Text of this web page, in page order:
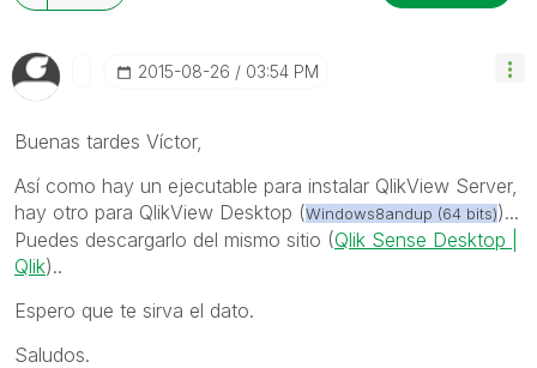
‎2015-08-26 03:54 PM
Buenas tardes Víctor,
Así como hay un ejecutable para instalar QlikView Server,
hay otro para QlikView Desktop (Windows8andup (64 bits))...
Puedes descargarlo del mismo sitio (Qlik Sense Desktop |
Qlik)..
Espero que te sirva el dato.
Saludos.